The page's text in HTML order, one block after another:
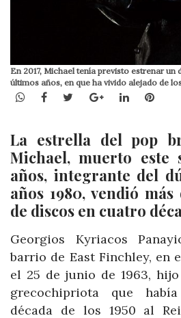
En 2017, Michael tenía previsto estrenar
últimos años, en que ha vivido alejado de
WhatsApp
Facebook
TwitterGoogle+LinkedIn
La estrella del pop
Michael, muerto este
años, integrante del
años 1980, vendió
de discos en cuatro
Georgios Kyriacos
barrio de East Finchley, en
el 25 de junio de 1963,
grecochipriota que
década de los 1950 al